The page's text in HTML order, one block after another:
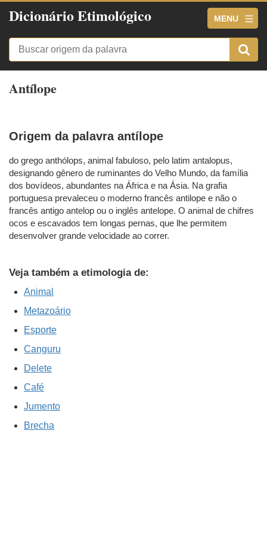
Dicionário Etimológico MENU
Antílope
Origem da palavra antílope
do grego anthólops, animal fabuloso, pelo latim antalopus,
designando gênero de ruminantes do Velho Mundo, da família
dos bovídeos, abundantes na África e na Ásia. Na grafia
portuguesa prevaleceu o moderno francês antilope e não o
francês antigo antelop ou o inglês antelope. O animal de chifres
ocos e escavados tem longas pernas, que lhe permitem
desenvolver grande velocidade ao correr.
Veja também a etimologia de:
Animal
Metazoário
Esporte
Canguru
Delete
Café
Jumento
Brecha